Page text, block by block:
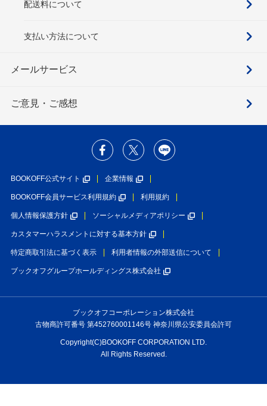
配送料について
支払い方法について
メールサービス
ご意見・ご感想
BOOKOFF公式サイト 企業情報
BOOKOFF会員サービス利用規約 利用規約
個人情報保護方針 ソーシャルメディアポリシー
カスタマーハラスメントに対する基本方針
特定商取引法に基づく表示 利用者情報の外部送信について
ブックオフグループホールディングス株式会社
ブックオフコーポレーション株式会社
古物商許可番号 第452760001146号 神奈川県公安委員会許可
Copyright(C)BOOKOFF CORPORATION LTD.
All Rights Reserved.